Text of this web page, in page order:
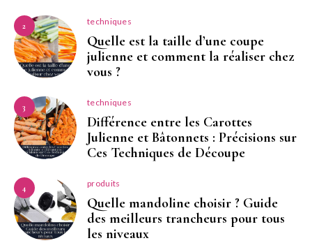
2 techniques
Quelle est la taille d’une coupe
julienne et comment la réaliser chez
vous ?
3 techniques
Différence entre les Carottes
Julienne et Bâtonnets : Précisions sur
Ces Techniques de Découpe
4 produits
Quelle mandoline choisir ? Guide
des meilleurs trancheurs pour tous
les niveaux